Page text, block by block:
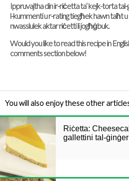
Ippruvajtha din ir-riċetta ta’ kejk-torta
l-kummenti u r-rating tiegħek hawn taħt
nwasslulek aktar riċetti li jogħġbuk.
Would you like to read this recipe in
comments section below!
You will also enjoy these other
Riċetta:
gallettini tal-ġinġer